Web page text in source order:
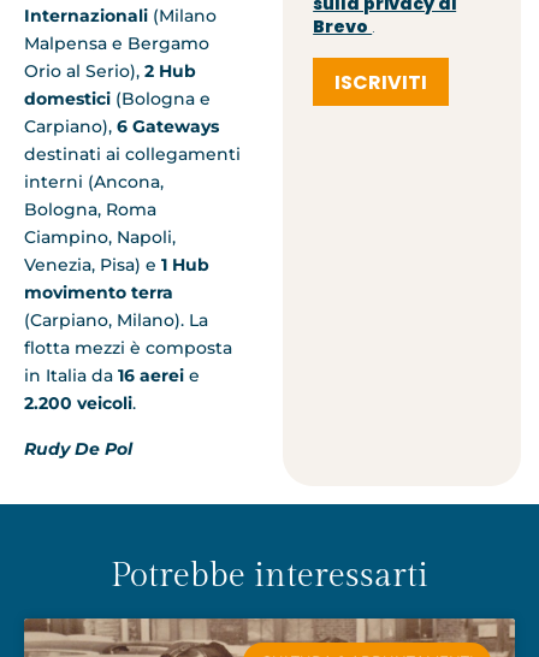
Internazionali (Milano
Malpensa e Bergamo
Orio al Serio), 2 Hub
domestici (Bologna e
Carpiano), 6 Gateways
destinati ai collegamenti
interni (Ancona,
Bologna, Roma
Ciampino, Napoli,
Venezia, Pisa) e 1 Hub
movimento terra
(Carpiano, Milano). La
flotta mezzi è composta
in Italia da 16 aerei e
2.200 veicoli.
Rudy De Pol
Brevo .
ISCRIVITI
Potrebbe interessarti